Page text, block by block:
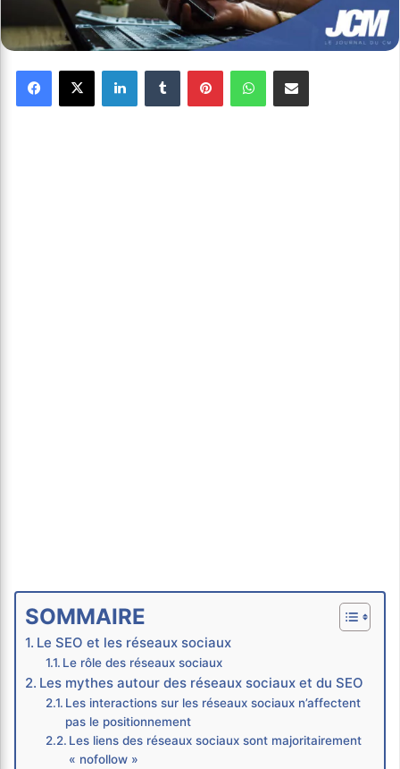
SOMMAIRE
Le SEO et les réseaux sociaux
Le rôle des réseaux sociaux
Les mythes autour des réseaux sociaux et du SEO
Les interactions sur les réseaux sociaux n’affectent
pas le positionnement
Les liens des réseaux sociaux sont majoritairement
« nofollow »